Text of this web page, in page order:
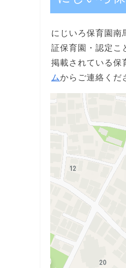
にじいろ保育園南
証保育園・認定こ
掲載されている保
ム からご連絡くだ